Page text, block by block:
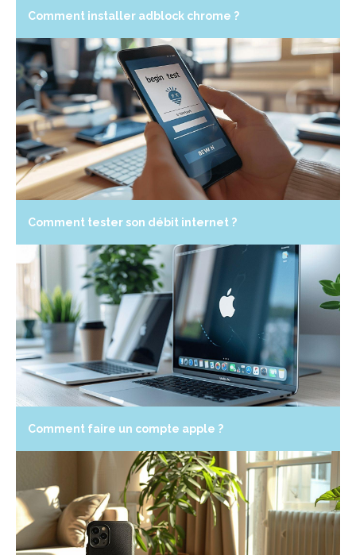
Comment installer adblock chrome ?
Comment tester son débit internet ?
Comment faire un compte apple ?